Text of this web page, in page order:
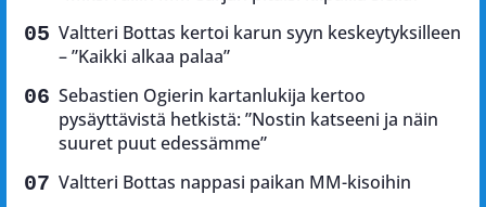
Valtteri Bottas kertoi karun syyn keskeytyksilleen
– ”Kaikki alkaa palaa”
Sebastien Ogierin kartanlukija kertoo
pysäyttävistä hetkistä: ”Nostin katseeni ja näin
suuret puut edessämme”
Valtteri Bottas nappasi paikan MM-kisoihin